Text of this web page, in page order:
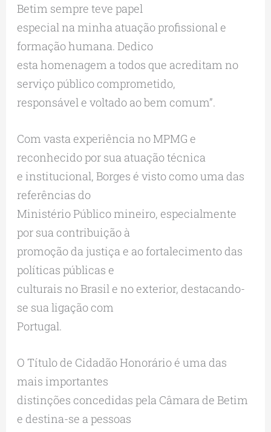
Betim sempre teve papel
especial na minha atuação profissional e
formação humana. Dedico
esta homenagem a todos que acreditam no
serviço público comprometido,
responsável e voltado ao bem comum”.
Com vasta experiência no MPMG e
reconhecido por sua atuação técnica
e institucional, Borges é visto como uma das
referências do
Ministério Público mineiro, especialmente
por sua contribuição à
promoção da justiça e ao fortalecimento das
políticas públicas e
culturais no Brasil e no exterior, destacando-
se sua ligação com
Portugal.
O Título de Cidadão Honorário é uma das
mais importantes
distinções concedidas pela Câmara de Betim
e destina-se a pessoas